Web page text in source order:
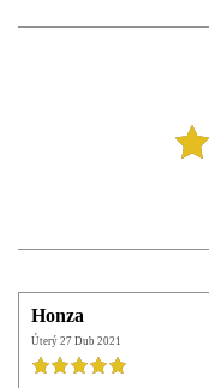
Internetová stránka:
Honza
Úterý 27 Dub 2021